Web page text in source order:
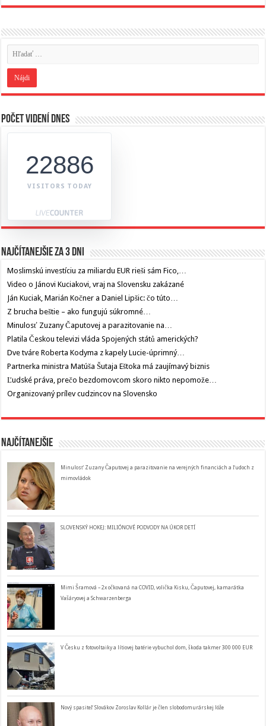
Počet videní dnes
22886
VISITORS TODAY
Najčítanejšie za 3 dni
Moslimskú investíciu za miliardu EUR rieši sám Fico,…
Video o Jánovi Kuciakovi, vraj na Slovensku zakázané
Ján Kuciak, Marián Kočner a Daniel Lipšic: čo túto…
Z brucha beštie – ako fungujú súkromné…
Minulosť Zuzany Čaputovej a parazitovanie na…
Platila Českou televizi vláda Spojených států amerických?
Dve tváre Roberta Kodyma z kapely Lucie-úprimný…
Partnerka ministra Matúša Šutaja Eštoka má zaujímavý biznis
Ľudské práva, prečo bezdomovcom skoro nikto nepomože…
Organizovaný prílev cudzincov na Slovensko
Najčítanejšie
Minulosť Zuzany Čaputovej a parazitovanie na verejných financiách a ľudoch z
mimovládok
SLOVENSKÝ HOKEJ: MILIÓNOVÉ PODVODY NA ÚKOR DETÍ
Mimi Šramová – 2x očkovaná na COVID, volička Kisku, Čaputovej, kamarátka
Vašáryovej a Schwarzenberga
V Česku z fotovoltaiky a lítiovej batérie vybuchol dom, škoda takmer 300 000 EUR
Nový spasiteľ Slovákov Zoroslav Kollár je člen slobodomurárskej lóže